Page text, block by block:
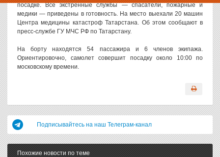
посадке. Все экстренные службы — спасатели, пожарные и
медики — приведены в готовность. На место выехали 20 машин
Центра медицины катастроф Татарстана. Об этом сообщают в
пресс-службе ГУ МЧС РФ по Татарстану.
На борту находятся 54 пассажира и 6 членов экипажа.
Ориентировочно, самолет совершит посадку около 10:00 по
московскому времени.
Подписывайтесь на наш Телеграм-канал
Похожие новости по теме